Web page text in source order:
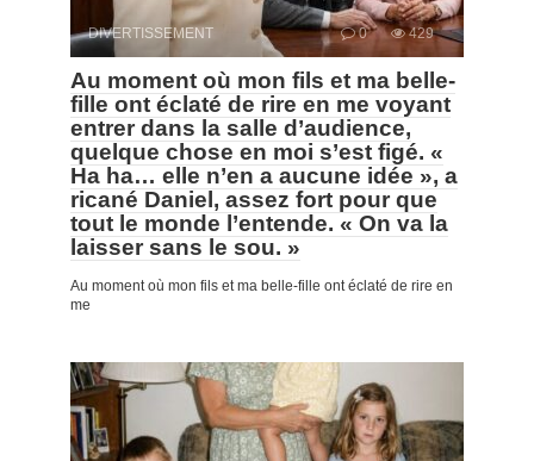
DIVERTISSEMENT 0 429
Au moment où mon fils et ma belle-
fille ont éclaté de rire en me voyant
entrer dans la salle d’audience,
quelque chose en moi s’est figé. «
Ha ha… elle n’en a aucune idée », a
ricané Daniel, assez fort pour que
tout le monde l’entende. « On va la
laisser sans le sou. »
Au moment où mon fils et ma belle-fille ont éclaté de rire en
me